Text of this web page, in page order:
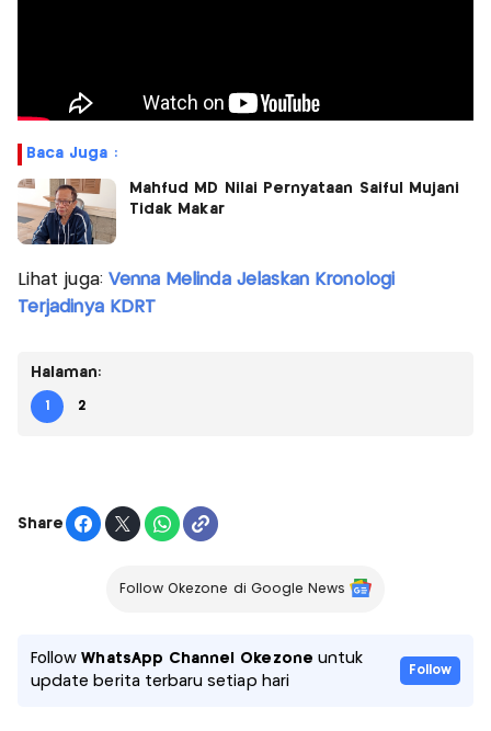
Baca Juga :
Mahfud MD Nilai Pernyataan Saiful Mujani
Tidak Makar
Lihat juga: Venna Melinda Jelaskan Kronologi
Terjadinya KDRT
Halaman:
1 2
Share
Follow Okezone di Google News
FollowWhatsApp Channel Okezone untuk
update berita terbaru setiap hari
Follow